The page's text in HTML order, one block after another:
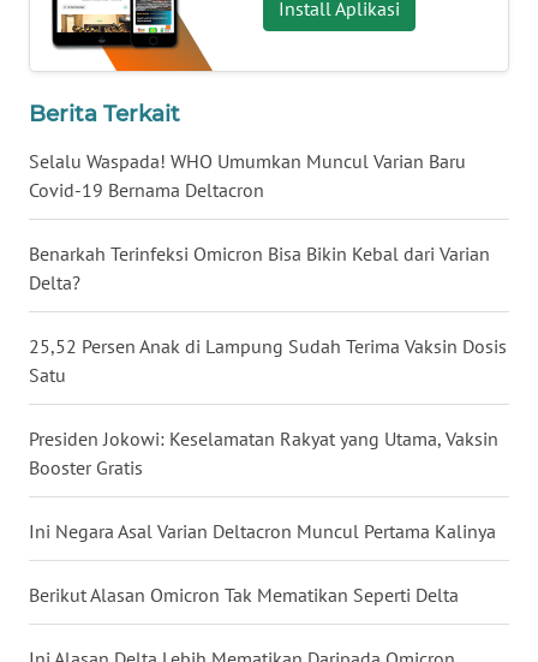
Install Aplikasi
Berita Terkait
Selalu Waspada! WHO Umumkan Muncul Varian Baru
Covid-19 Bernama Deltacron
Benarkah Terinfeksi Omicron Bisa Bikin Kebal dari Varian
Delta?
25,52 Persen Anak di Lampung Sudah Terima Vaksin Dosis
Satu
Presiden Jokowi: Keselamatan Rakyat yang Utama, Vaksin
Booster Gratis
Ini Negara Asal Varian Deltacron Muncul Pertama Kalinya
Berikut Alasan Omicron Tak Mematikan Seperti Delta
SULTENG
WN
WN
BABEL
WN
SUMBAR
WN
SUMSEL
BENGKULU
LAMPUNG
WN
JATENG